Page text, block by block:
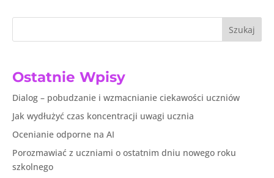
Szukaj
Ostatnie Wpisy
Dialog – pobudzanie i wzmacnianie ciekawości uczniów
Jak wydłużyć czas koncentracji uwagi ucznia
Ocenianie odporne na AI
Porozmawiać z uczniami o ostatnim dniu nowego roku
szkolnego